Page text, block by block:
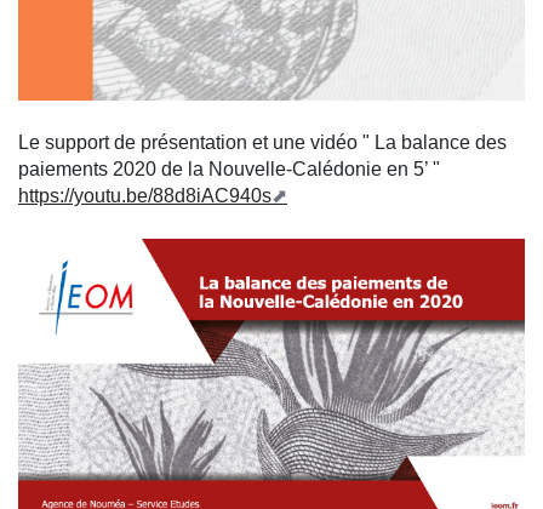
Le support de présentation et une vidéo " La balance des
paiements 2020 de la Nouvelle-Calédonie en 5’ "
https://youtu.be/88d8iAC940s